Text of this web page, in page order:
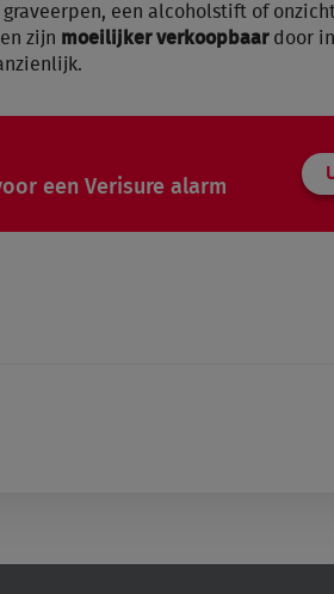
een alcoholstift of
zijn moeilijker verkoopbaardoor
een Verisure alarm